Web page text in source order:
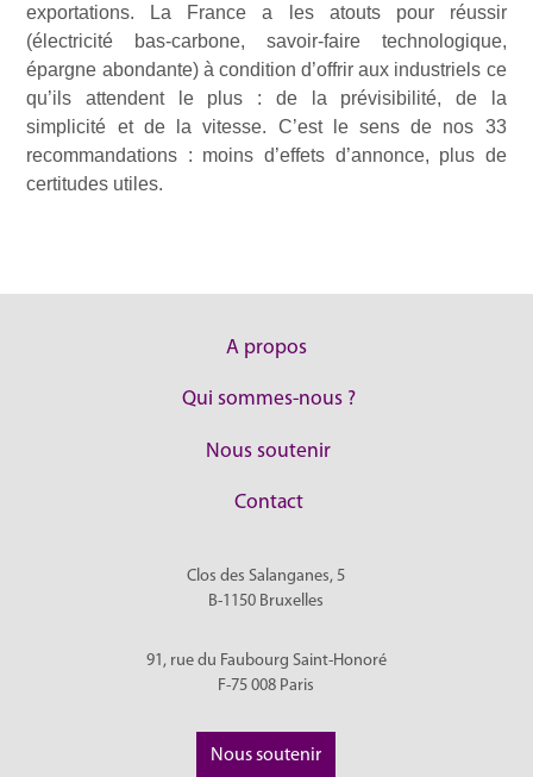
exportations. La France a les atouts pour réussir
(électricité bas-carbone, savoir-faire technologique,
épargne abondante) à condition d’offrir aux industriels ce
qu’ils attendent le plus : de la prévisibilité, de la
simplicité et de la vitesse. C’est le sens de nos 33
recommandations : moins d’effets d’annonce, plus de
certitudes utiles.
A propos
Qui sommes-nous ?
Nous soutenir
Contact
Clos des Salanganes, 5
B-1150 Bruxelles
91, rue du Faubourg Saint-Honoré
F-75 008 Paris
Nous soutenir